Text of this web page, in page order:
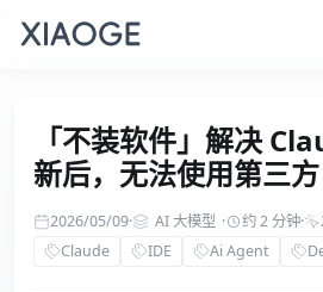
「不装软件」解决
新后，无法使用第三
2026/05/09· AI 大模型 · 约 2 分钟·
Claude
IDE Ai Agent